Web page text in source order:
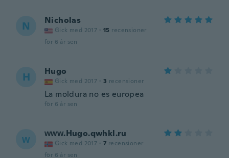
N Nicholas
Gick med 2017 · 15 recensioner
för 6 år sen
H Hugo
Gick med 2017 · 3 recensioner
La moldura no es europea
för 6 år sen
ᴡ ᴡᴡᴡ.Hugo.qwhkl.ru
Gick med 2017 · 7 recensioner
för 6 år sen